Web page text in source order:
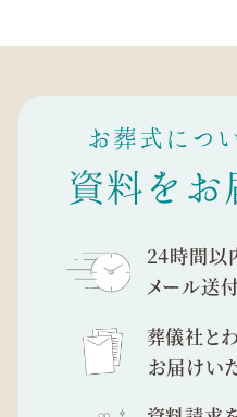
お葬式につ
資料をお
24時間以
メール送
葬儀社と
お届けい